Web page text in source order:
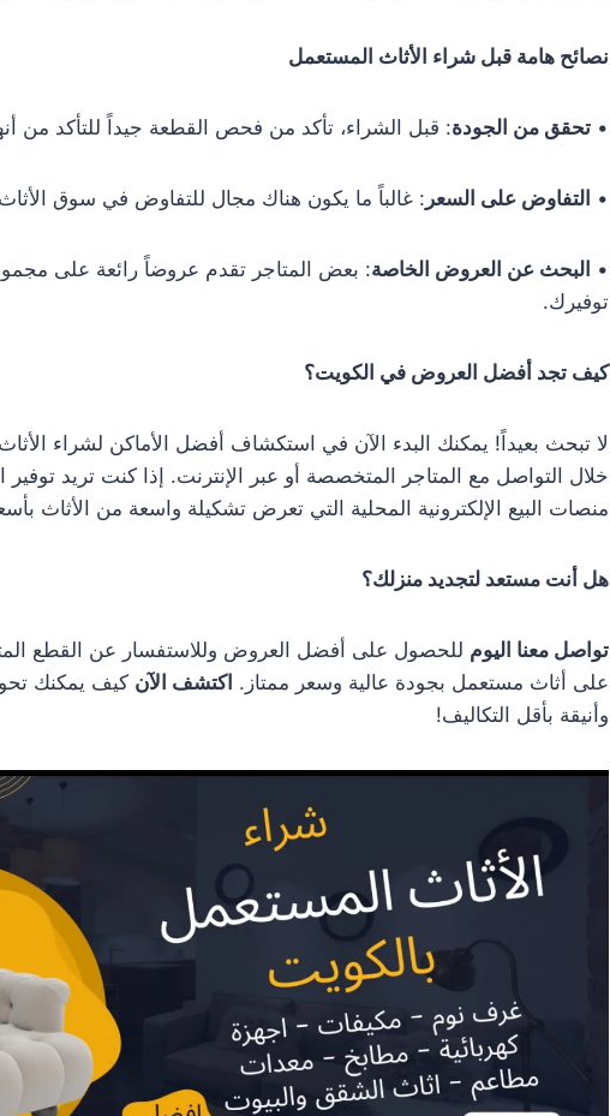
نصائح هامة قبل شراء الأثاث المستعمل
• تحقق من الجودة: قبل الشراء، تأكد من فحص القطعة جيداً للتأكد من
• التفاوض على السعر : غالباً ما يكون هناك مجال للتفاوض في سوق
• البحث عن العروض الخاصة: بعض المتاجر تقدم عروضاً رائعة على
توفيرك.
كيف تجد أفضل العروض في الكويت؟
لا تبحث بعيداً! يمكنك البدء الآن في استكشاف أفضل الأماكن لشراء
خلال التواصل مع المتاجر المتخصصة أو عبر الإنترنت. إذا كنت تريد توفير
منصات البيع الإلكترونية المحلية التي تعرض تشكيلة واسعة من الأثاث
هل أنت مستعد لتجديد منزلك؟
تواصل معنا اليوم للحصول على أفضل العروض وللاستفسار عن القطع
على أثاث مستعمل بجودة عالية وسعر ممتاز. اكتشف الآن كيف يمكنك
وأنيقة بأقل التكاليف!